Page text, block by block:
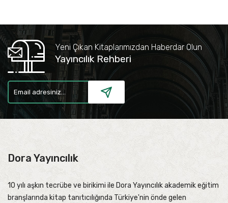
Yeni Çıkan Kitaplarımızdan Haberdar Olun
Yayıncılık Rehberi
Dora Yayıncılık
10 yılı aşkın tecrübe ve birikimi ile Dora Yayıncılık akademik eğitim
branşlarında kitap tanıtıcılığında Türkiye'nin önde gelen